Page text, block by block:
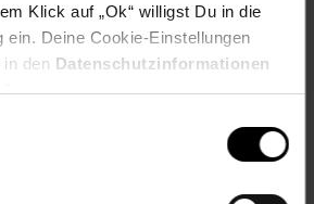
Klick auf „Ok“ willigst Du in die
ein. Deine Cookie-Einstellungen
den Datenschutzinformationen